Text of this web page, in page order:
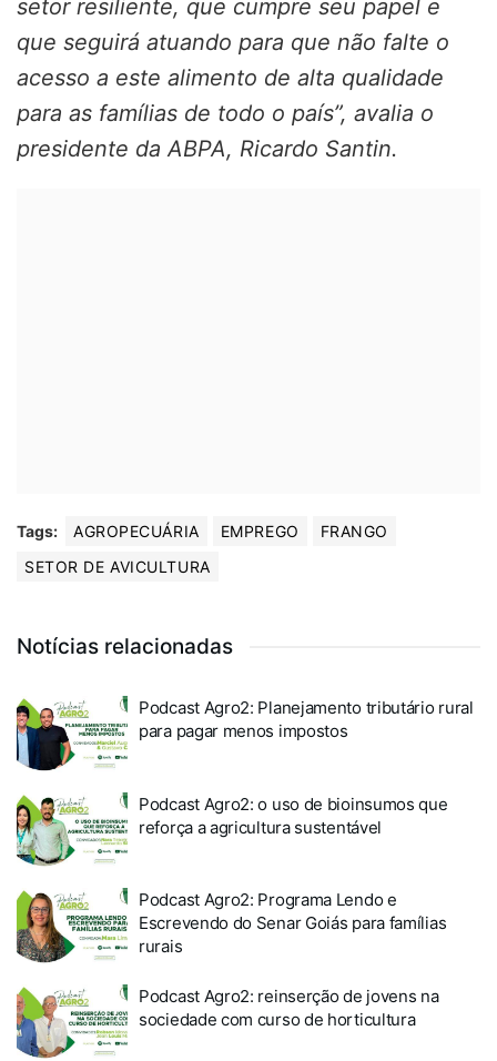
setor resiliente, que cumpre seu papel e
que seguirá atuando para que não falte o
acesso a este alimento de alta qualidade
para as famílias de todo o país”, avalia o
presidente da ABPA, Ricardo Santin.
Tags: AGROPECUÁRIA EMPREGO
FRANGO
SETOR DE AVICULTURA
Notícias relacionadas
Podcast Agro2: Planejamento tributário rural
para pagar menos impostos
Podcast Agro2: o uso de bioinsumos que
reforça a agricultura sustentável
Podcast Agro2: Programa Lendo e
Escrevendo do Senar Goiás para famílias
rurais
Podcast Agro2: reinserção de jovens na
sociedade com curso de horticultura